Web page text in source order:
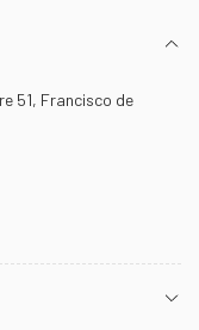
51, Francisco de